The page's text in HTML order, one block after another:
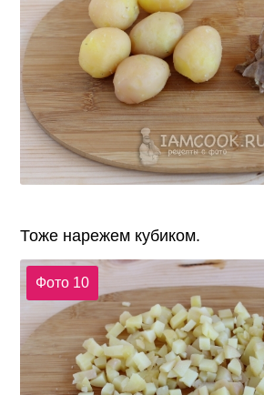
Тоже нарежем кубиком.
Фото 10